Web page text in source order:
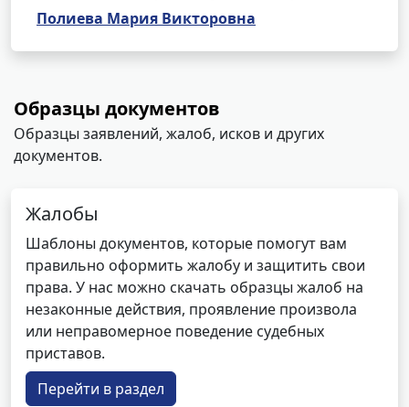
Полиева Мария Викторовна
Образцы документов
Образцы заявлений, жалоб, исков и других
документов.
Жалобы
Шаблоны документов, которые помогут вам
правильно оформить жалобу и защитить свои
права. У нас можно скачать образцы жалоб на
незаконные действия, проявление произвола
или неправомерное поведение судебных
приставов.
Перейти в раздел